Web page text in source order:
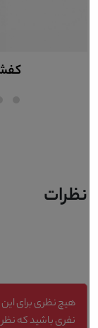
کفش
نظرات
هیچ نظری برای
نفری باشید که